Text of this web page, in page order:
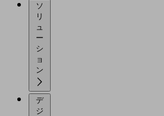
ソ
リ
ュ
ー
シ
ョ
デ
ジ